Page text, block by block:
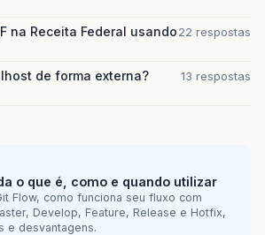
na Receita Federal usando22 respostas
de forma externa?
13 respostas
o que é, como e quando utilizar
Flow, como funciona seu fluxo com
Develop, Feature, Release e Hotfix,
e desvantagens.